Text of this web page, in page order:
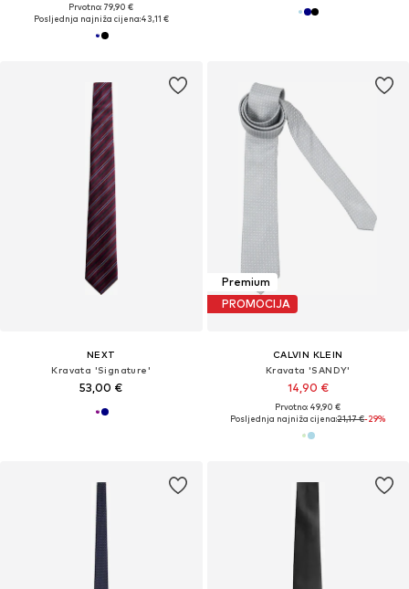
Prvotno: 79,90 €
Posljednja najniža cijena:43,11 €
NEXT
Kravata 'Signature'
53,00 €
Premium
PROMOCIJA
CALVIN KLEIN
Kravata 'SANDY'
14,90 €
Prvotno: 49,90 €
Posljednja najniža cijena:21,17 €-29%